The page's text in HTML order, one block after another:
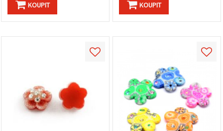
KOUPIT KOUPIT